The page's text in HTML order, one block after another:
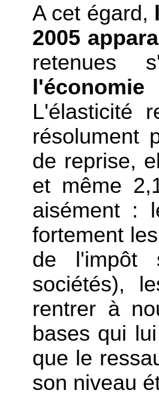
A cet égard,
2005
retenues
L'élasticité
résolument
de reprise,
et même
aisément :
fortement
de l'impôt
sociétés),
rentrer à
bases qui
que le
son niveau